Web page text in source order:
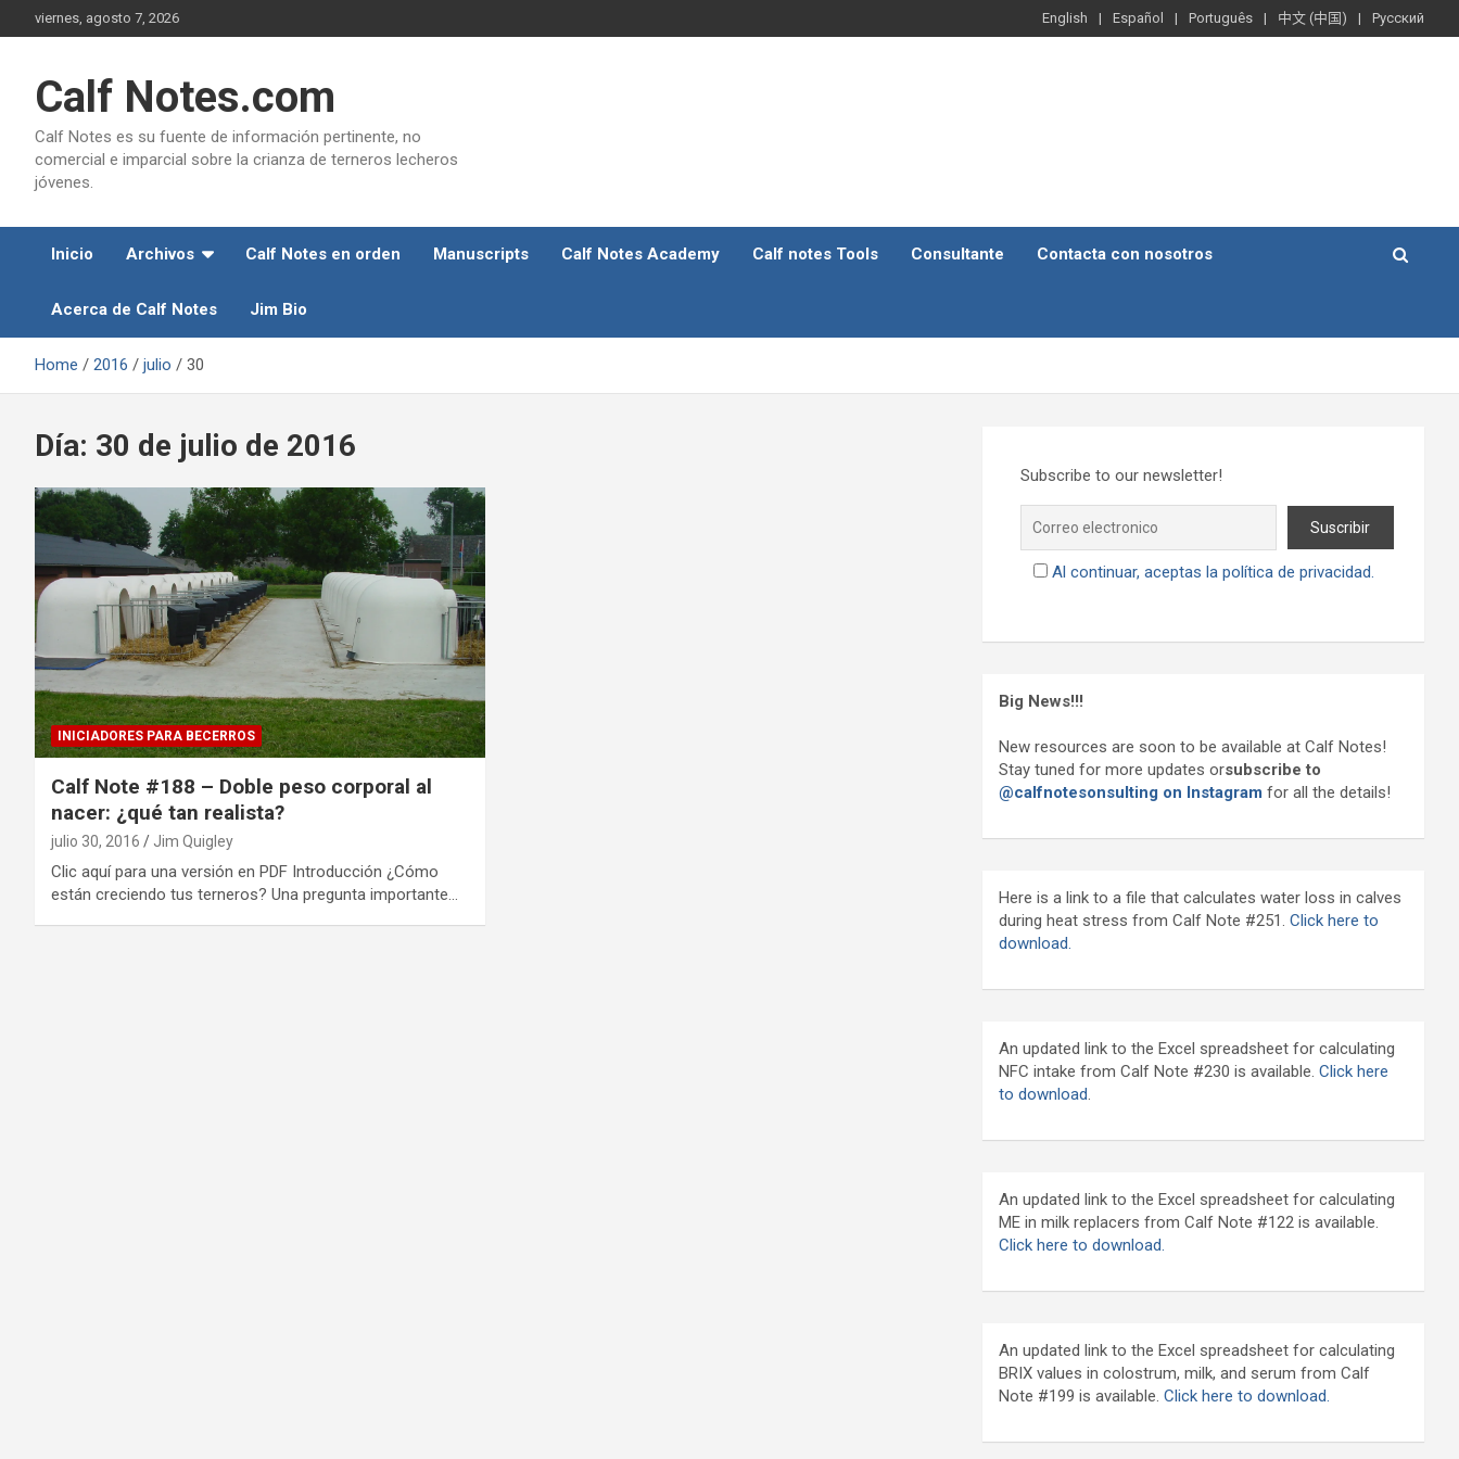
to
viernes, agosto 7, 2026 English Español Português 中文 (中国) Русский
Calf Notes.com
Calf Notes es su fuente de información pertinente, no
comercial e imparcial sobre la crianza de terneros lecheros
jóvenes.
Inicio Archivos Calf Notes en orden Manuscripts Calf Notes Academy Calf notes Tools Consultante Contacta con nosotros
Acerca de Calf Notes Jim Bio
Home 2016 julio 30
Día: 30 de julio de 2016
INICIADORES PARA BECERROS
Calf Note #188 – Doble peso corporal al
nacer: ¿qué tan realista?
julio 30, 2016 Jim Quigley
Clic aquí para una versión en PDF Introducción ¿Cómo
están creciendo tus terneros? Una pregunta importante…
Subscribe to our newsletter!
Al continuar, aceptas la política de privacidad.
Big News!!!
New resources are soon to be available at Calf Notes!
Stay tuned for more updates orsubscribe to
@calfnotesonsulting on Instagram for all the details!
Here is a link to a file that calculates water loss in calves
during heat stress from Calf Note #251.Click here to
download.
An updated link to the Excel spreadsheet for calculating
NFC intake from Calf Note #230 is available.Click here
to download.
An updated link to the Excel spreadsheet for calculating
ME in milk replacers from Calf Note #122 is available.
Click here to download.
An updated link to the Excel spreadsheet for calculating
BRIX values in colostrum, milk, and serum from Calf
Note #199 is available.Click here to download.